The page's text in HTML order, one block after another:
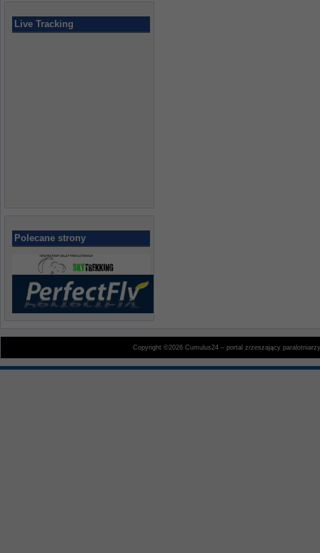
Live Tracking
Polecane strony
Copyright ©2026 Cumulus24 – portal zrzeszający